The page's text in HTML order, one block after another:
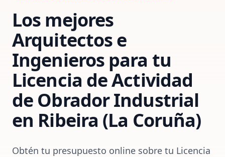
Los mejores
Arquitectos e
Ingenieros para tu
Licencia de Actividad
de Obrador Industrial
en Ribeira (La Coruña)
Obtén tu presupuesto online sobre tu Licencia